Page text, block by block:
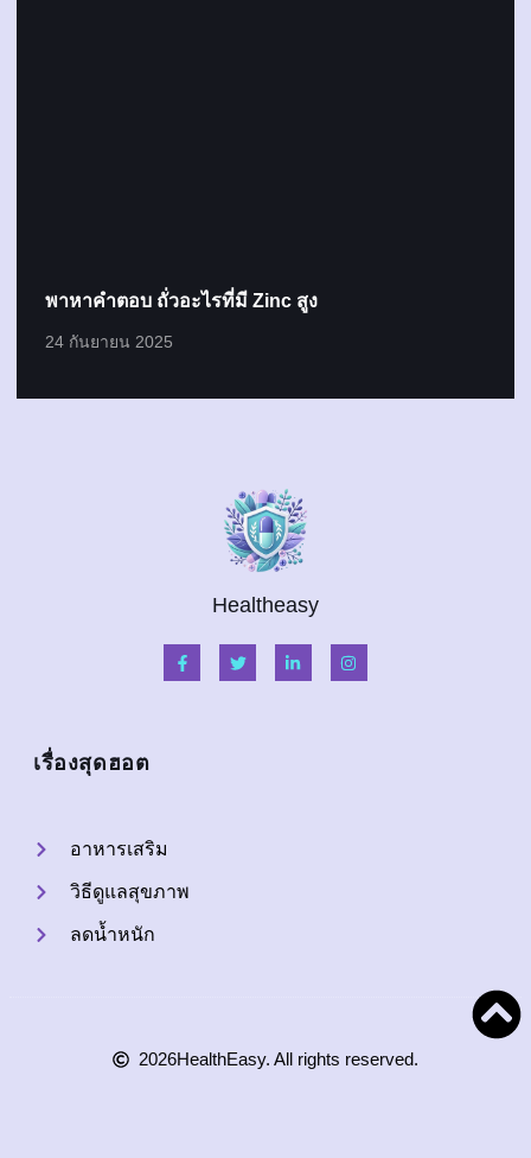
พาหาคำตอบ ถั่วอะไรที่มี Zinc สูง
24 กันยายน 2025
Healtheasy
เรื่องสุดฮอต
อาหารเสริม
วิธีดูแลสุขภาพ
ลดน้ำหนัก
2026HealthEasy. All rights reserved.